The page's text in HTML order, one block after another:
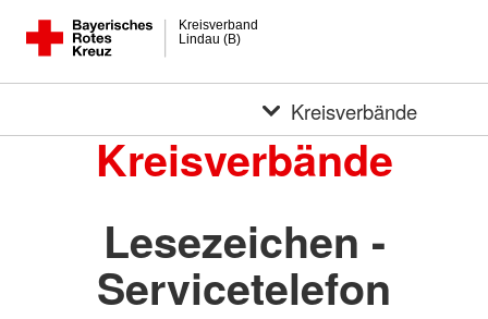
Lindau (B)
Kreisverband
Kreisverbände
Kreisverbände
Lesezeichen -
Servicetelefon